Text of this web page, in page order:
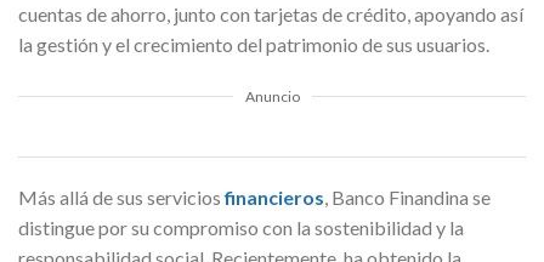
cuentas de ahorro, junto con tarjetas de crédito, apoyando así
la gestión y el crecimiento del patrimonio de sus usuarios.
Anuncio
Más allá de sus serviciosfinancieros , Banco Finandina se
distingue por su compromiso con la sostenibilidad y la